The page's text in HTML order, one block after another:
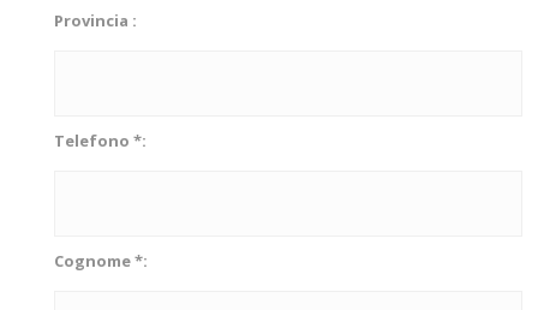
Provincia :
Telefono *:
Cognome *: